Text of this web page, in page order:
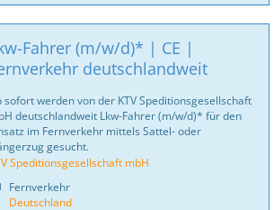
Fahrer (m/w/d)* | CE |
deutschlandweit
sofort werden von der KTV Speditionsgesellschaft
deutschlandweit Lkw-Fahrer (m/w/d)* für den
im Fernverkehr mittels Sattel- oder
gesucht.
Speditionsgesellschaft mbH
Fernverkehr
Deutschland